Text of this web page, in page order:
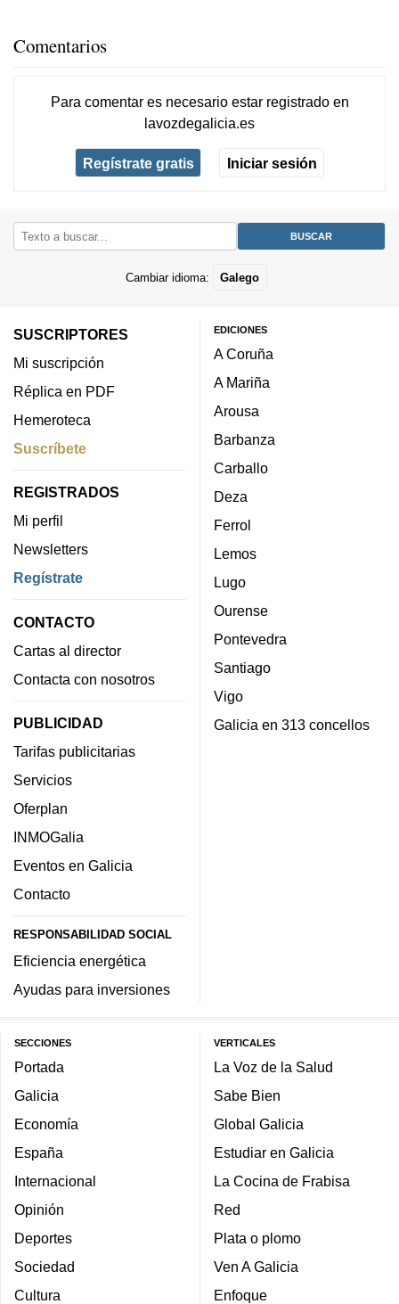
Comentarios
Para comentar es necesario estar registradoen
lavozdegalicia.es
Regístrate gratis Iniciar sesión
Cambiar idioma: Galego
SUSCRIPTORES
Mi suscripción
Réplica en PDF
Hemeroteca
Suscríbete
REGISTRADOS
Mi perfil
Newsletters
Regístrate
CONTACTO
Cartas al director
Contacta con nosotros
PUBLICIDAD
Tarifas publicitarias
Servicios
Oferplan
INMOGalia
Eventos en Galicia
Contacto
RESPONSABILIDAD SOCIAL
Eficiencia energética
Ayudas para inversiones
EDICIONES
A Coruña
A Mariña
Arousa
Barbanza
Carballo
Deza
Ferrol
Lemos
Lugo
Ourense
Pontevedra
Santiago
Vigo
Galicia en 313 concellos
SECCIONES
Portada
Galicia
Economía
España
Internacional
Opinión
Deportes
Sociedad
Cultura
VERTICALES
La Voz de la Salud
Sabe Bien
Global Galicia
Estudiar en Galicia
La Cocina de Frabisa
Red
Plata o plomo
Ven A Galicia
Enfoque